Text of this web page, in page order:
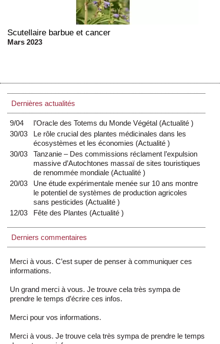
Scutellaire barbue et cancer
Mars 2023
Dernières actualités
9/04 l’Oracle des Totems du Monde Végétal (Actualité)
30/03
Le rôle crucial des plantes médicinales dans les
écosystèmes et les économies (Actualité)
30/03
Tanzanie – Des commissions réclament l’expulsion
massive d’Autochtones massaï de sites touristiques
de renommée mondiale (Actualité)
20/03
Une étude expérimentale menée sur 10 ans montre
le potentiel de systèmes de production agricoles
sans pesticides (Actualité)
12/03
Fête des Plantes (Actualité)
Derniers commentaires
Merci à vous. C’est super de penser à communiquer ces
informations.
Un grand merci à vous. Je trouve cela très sympa de
prendre le temps d’écrire ces infos.
Merci pour vos informations.
Merci à vous. Je trouve cela très sympa de prendre le temps